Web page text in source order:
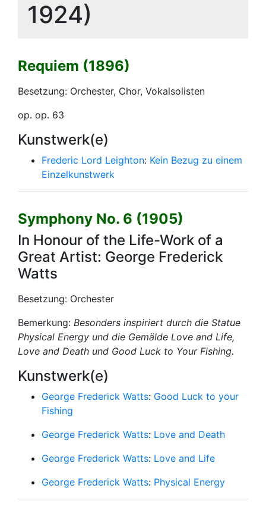
1924)
Requiem (1896)
Besetzung: Orchester, Chor, Vokalsolisten
op. op. 63
Kunstwerk(e)
Frederic Lord Leighton: Kein Bezug zu einem
Einzelkunstwerk
Symphony No. 6 (1905)
In Honour of the Life-Work of a
Great Artist: George Frederick
Watts
Besetzung: Orchester
Bemerkung: Besonders inspiriert durch die Statue
Physical Energy und die Gemälde Love and Life,
Love and Death und Good Luck to Your Fishing.
Kunstwerk(e)
George Frederick Watts: Good Luck to your
Fishing
George Frederick Watts: Love and Death
George Frederick Watts: Love and Life
George Frederick Watts: Physical Energy